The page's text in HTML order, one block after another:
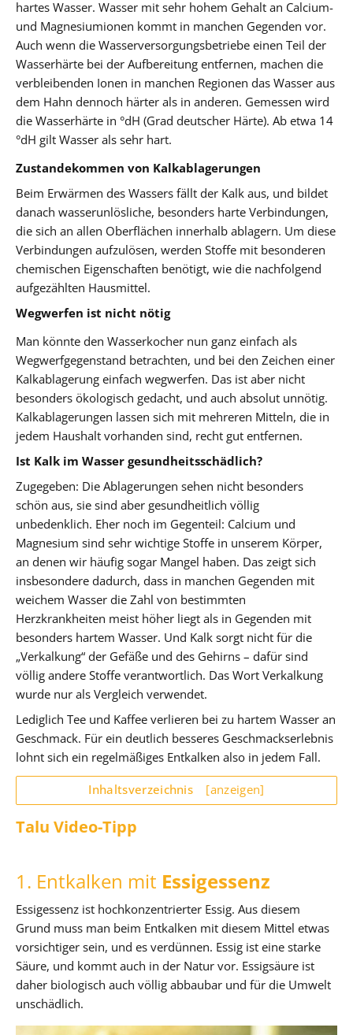
hartes Wasser. Wasser mit sehr hohem Gehalt an Calcium-
und Magnesiumionen kommt in manchen Gegenden vor.
Auch wenn die Wasserversorgungsbetriebe einen Teil der
Wasserhärte bei der Aufbereitung entfernen, machen die
verbleibenden Ionen in manchen Regionen das Wasser aus
dem Hahn dennoch härter als in anderen. Gemessen wird
die Wasserhärte in °dH (Grad deutscher Härte). Ab etwa 14
°dH gilt Wasser als sehr hart.
Zustandekommen von Kalkablagerungen
Beim Erwärmen des Wassers fällt der Kalk aus, und bildet
danach wasserunlösliche, besonders harte Verbindungen,
die sich an allen Oberflächen innerhalb ablagern. Um diese
Verbindungen aufzulösen, werden Stoffe mit besonderen
chemischen Eigenschaften benötigt, wie die nachfolgend
aufgezählten Hausmittel.
Wegwerfen ist nicht nötig
Man könnte den Wasserkocher nun ganz einfach als
Wegwerfgegenstand betrachten, und bei den Zeichen einer
Kalkablagerung einfach wegwerfen. Das ist aber nicht
besonders ökologisch gedacht, und auch absolut unnötig.
Kalkablagerungen lassen sich mit mehreren Mitteln, die in
jedem Haushalt vorhanden sind, recht gut entfernen.
Ist Kalk im Wasser gesundheitsschädlich?
Zugegeben: Die Ablagerungen sehen nicht besonders
schön aus, sie sind aber gesundheitlich völlig
unbedenklich. Eher noch im Gegenteil: Calcium und
Magnesium sind sehr wichtige Stoffe in unserem Körper,
an denen wir häufig sogar Mangel haben. Das zeigt sich
insbesondere dadurch, dass in manchen Gegenden mit
weichem Wasser die Zahl von bestimmten
Herzkrankheiten meist höher liegt als in Gegenden mit
besonders hartem Wasser. Und Kalk sorgt nicht für die
„Verkalkung“ der Gefäße und des Gehirns – dafür sind
völlig andere Stoffe verantwortlich. Das Wort Verkalkung
wurde nur als Vergleich verwendet.
Lediglich Tee und Kaffee verlieren bei zu hartem Wasser an
Geschmack. Für ein deutlich besseres Geschmackserlebnis
lohnt sich ein regelmäßiges Entkalken also in jedem Fall.
Inhaltsverzeichnis [anzeigen]
Talu Video-Tipp
1. Entkalken mit Essigessenz
Essigessenz ist hochkonzentrierter Essig. Aus diesem
Grund muss man beim Entkalken mit diesem Mittel etwas
vorsichtiger sein, und es verdünnen. Essig ist eine starke
Säure, und kommt auch in der Natur vor. Essigsäure ist
daher biologisch auch völlig abbaubar und für die Umwelt
unschädlich.